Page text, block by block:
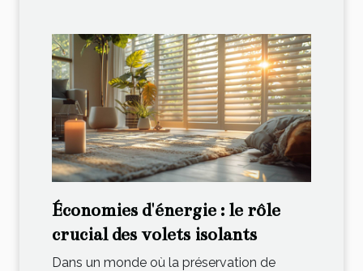
Économies d'énergie : le rôle
crucial des volets isolants
Dans un monde où la préservation de